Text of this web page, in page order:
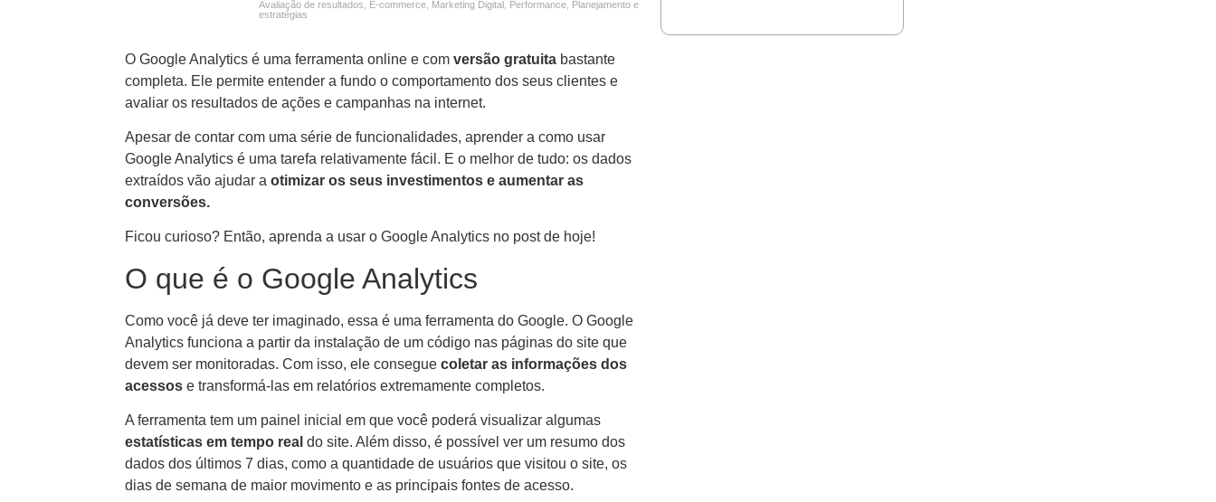
Avaliação de resultados E-commerce Marketing Digital Performance Planejamento e
estratégias
O Google Analytics é uma ferramenta online e com versão gratuita bastante
completa. Ele permite entender a fundo o comportamento dos seus clientes e
avaliar os resultados de ações e campanhas na internet.
Apesar de contar com uma série de funcionalidades, aprender a como usar
Google Analytics é uma tarefa relativamente fácil. E o melhor de tudo: os dados
extraídos vão ajudar a otimizar os seus investimentos e aumentar as
conversões.
Ficou curioso? Então, aprenda a usar o Google Analytics no post de hoje!
O que é o Google Analytics
Como você já deve ter imaginado, essa é uma ferramenta do Google. O Google
Analytics funciona a partir da instalação de um código nas páginas do site que
devem ser monitoradas. Com isso, ele consegue coletar as informações dos
acessos e transformá-las em relatórios extremamente completos.
A ferramenta tem um painel inicial em que você poderá visualizar algumas
estatísticas em tempo real do site. Além disso, é possível ver um resumo dos
dados dos últimos 7 dias, como a quantidade de usuários que visitou o site, os
dias de semana de maior movimento e as principais fontes de acesso.